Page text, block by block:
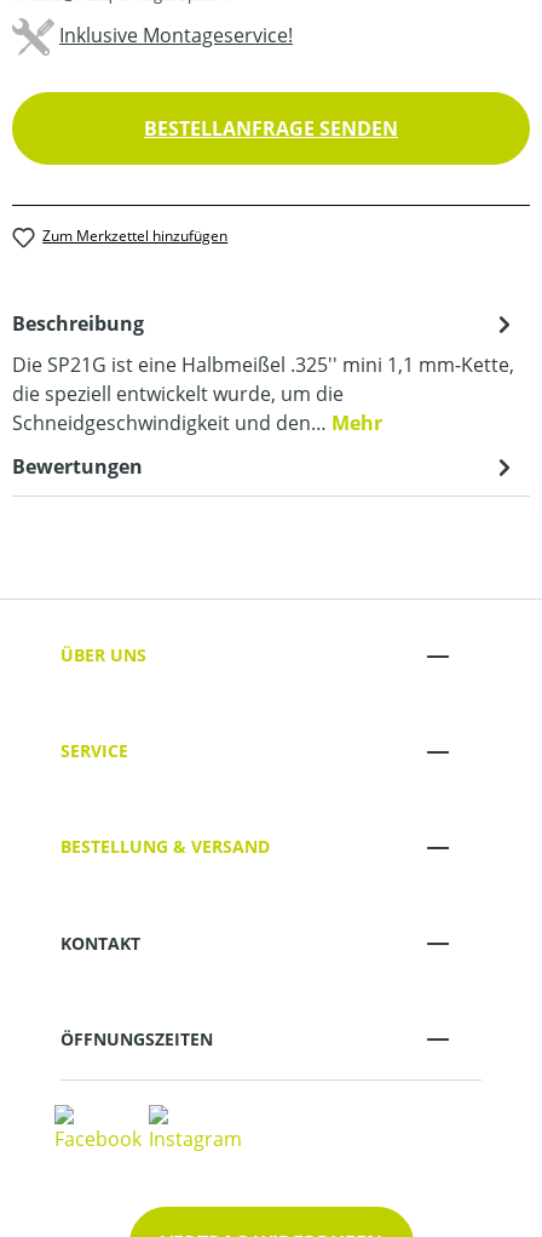
Inklusive Montageservice!
BESTELLANFRAGE SENDEN
Zum Merkzettel hinzufügen
Beschreibung
Die SP21G ist eine Halbmeißel .325'' mini 1,1 mm-Kette,
die speziell entwickelt wurde, um die
Schneidgeschwindigkeit und den… Mehr
Bewertungen
ÜBER UNS
SERVICE
BESTELLUNG & VERSAND
KONTAKT
ÖFFNUNGSZEITEN